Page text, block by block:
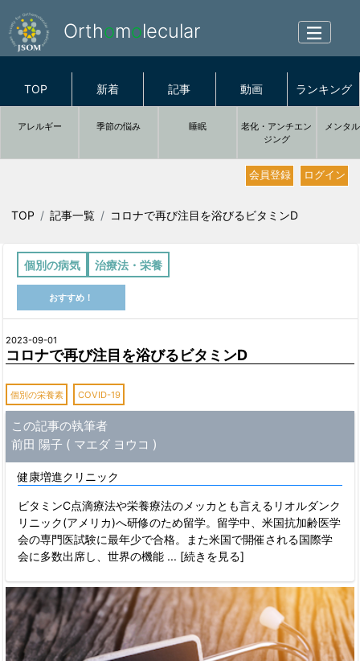
Orthomolecular
TOP 新着 記事 動画 ランキング
アレルギー 季節の悩み 睡眠
老化・アンチエン
ジング
メンタ
ログイン
会員登録
TOP 記事一覧 コロナで再び注目を浴びるビタミンD
個別の病気 治療法・栄養
おすすめ！
2023-09-01
コロナで再び注目を浴びるビタミンD
個別の栄養素 COVID-19
この記事の執筆者
前田 陽子 ( マエダ ヨウコ )
健康増進クリニック
ビタミンC点滴療法や栄養療法のメッカとも言えるリオルダンク
リニック(アメリカ)へ研修のため留学。留学中、米国抗加齢医学
会の専門医試験に最年少で合格。また米国で開催される国際学
会に多数出席し、世界の機能 ... [続きを見る]